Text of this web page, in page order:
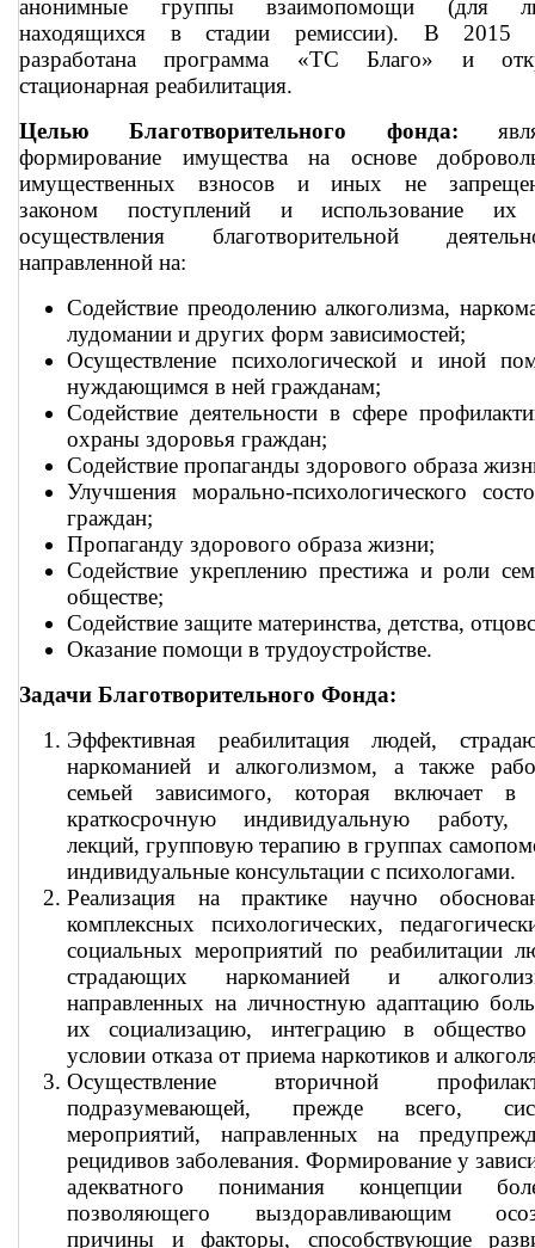
анонимные группы взаимопомощи (для
находящихся в стадии ремиссии). В 2015
разработана программа «ТС Благо» и
стационарная реабилитация.
Целью Благотворительного фонда:
формирование имущества на основе
имущественных взносов и иных не
законом поступлений и использование
осуществления благотворительной
направленной на:
Содействие преодолению алкоголизма,
лудомании и других форм зависимостей;
Осуществление психологической и иной
нуждающимся в ней гражданам;
Содействие деятельности в сфере
охраны здоровья граждан;
Содействие пропаганды здорового образа
Улучшения морально-психологического
граждан;
Пропаганду здорового образа жизни;
Содействие укреплению престижа и роли
обществе;
Содействие защите материнства, детства,
Оказание помощи в трудоустройстве.
Задачи Благотворительного Фонда:
Эффективная реабилитация людей,
наркоманией и алкоголизмом, а также
семьей зависимого, которая включает в
краткосрочную индивидуальную работу,
лекций, групповую терапию в группах
индивидуальные консультации с психологами.
Реализация на практике научно
комплексных психологических,
социальных мероприятий по реабилитации
страдающих наркоманией и
направленных на личностную адаптацию
их социализацию, интеграцию в
условии отказа от приема наркотиков и
Осуществление вторичной
подразумевающей, прежде всего,
мероприятий, направленных на
рецидивов заболевания. Формирование у
адекватного понимания концепции
позволяющего выздоравливающим
причины и факторы, способствующие